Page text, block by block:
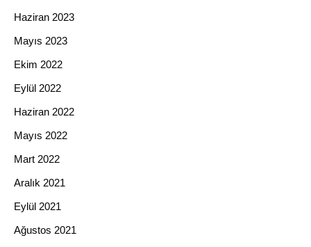
Haziran 2023
Mayıs 2023
Ekim 2022
Eylül 2022
Haziran 2022
Mayıs 2022
Mart 2022
Aralık 2021
Eylül 2021
Ağustos 2021